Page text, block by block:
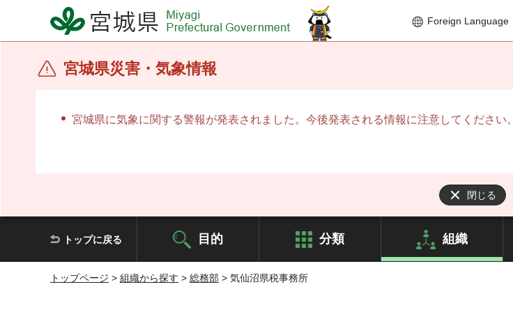
宮城県 Miyagi Prefectural Government Foreign Language
宮城県災害・気象情報
宮城県に気象に関する警報が発表されました。今後発表される情報に注意してください。
閉じる
トップに戻る 目的 分類 組織
トップページ > 組織から探す > 総務部 > 気仙沼県税事務所